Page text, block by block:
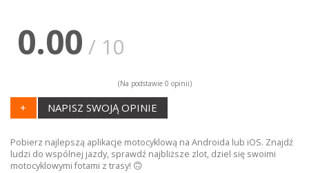
0.00 / 10
(Na podstawie 0 opinii)
+ NAPISZ SWOJĄ OPINIE
Pobierz najlepszą aplikacje motocyklową na Androida lub iOS. Znajdź
ludzi do wspólnej jazdy, sprawdź najbliższe zlot, dziel się swoimi
motocyklowymi fotami z trasy! 🙃